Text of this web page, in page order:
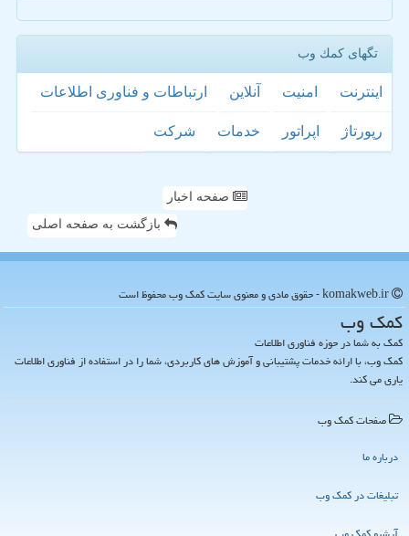
تگهای كمك وب
اینترنت امنیت آنلاین ارتباطات و فناوری اطلاعات
رپورتاژ اپراتور خدمات شركت
صفحه اخبار
بازگشت به صفحه اصلی
كمك وب
کمک به شما در حوزه فناوری اطلاعات
کمک وب، با ارائه خدمات پشتیبانی و آموزش های کاربردی، شما را در استفاده از فناوری اطلاعات
یاری می کند.
صفحات كمك وب
درباره ما
تبلیغات در كمك وب